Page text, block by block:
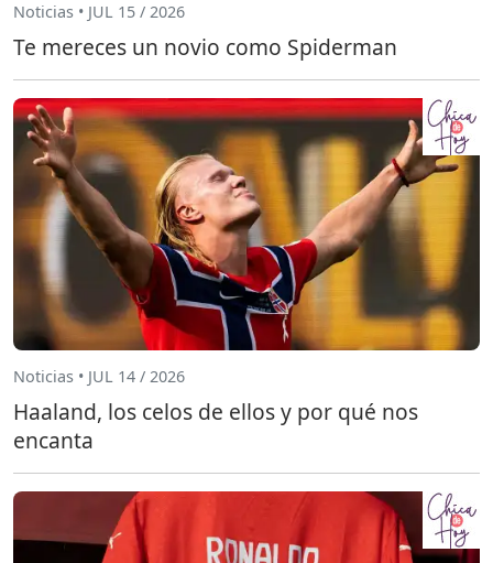
Noticias • JUL 15 / 2026
Te mereces un novio como Spiderman
Noticias • JUL 14 / 2026
Haaland, los celos de ellos y por qué nos
encanta